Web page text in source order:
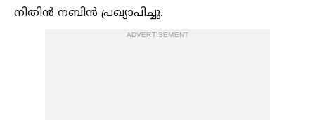
നിതിന്‍ നബിന്‍ പ്രഖ്യാപിച്ചു.
ADVERTISEMENT